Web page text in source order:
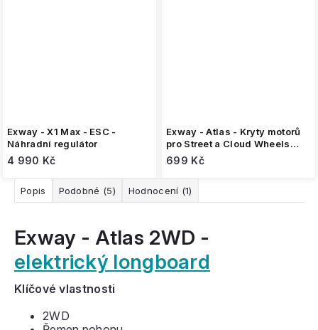
Exway - X1 Max - ESC -
Náhradní regulátor
4 990 Kč
Exway - Atlas - Kryty motorů
pro Street a Cloud Wheels
kola 2 ks
699 Kč
Popis Podobné (5) Hodnocení (1)
Exway - Atlas 2WD -
elektrický longboard
Klíčové vlastnosti
2WD